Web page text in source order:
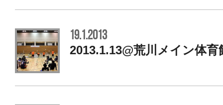
19.1.2013
2013.1.13@荒川メイン体